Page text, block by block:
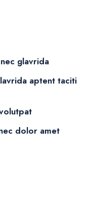
glavrida
aptent taciti
dolor amet